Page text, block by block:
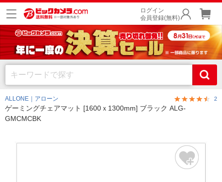
ログイン
会員登録(無料)
ALLONE｜アローン 2
ゲーミングチェアマット [1600ｘ1300mm] ブラック ALG-
GMCMCBK